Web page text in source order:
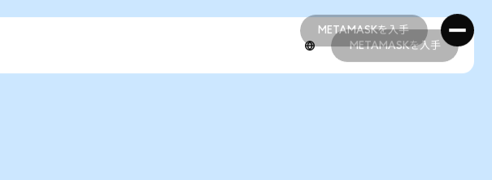
METAMASKを入手
METAMASKを入手
METAMASKを入手